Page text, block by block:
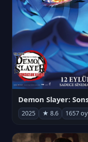
2025 ★ 8.6 1657 oy